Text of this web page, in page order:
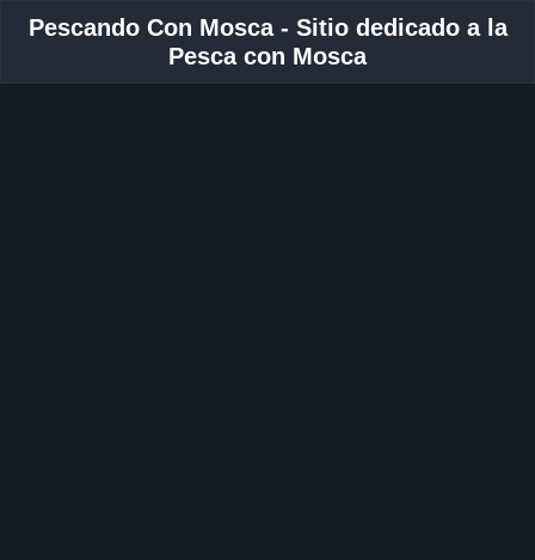
Pescando Con Mosca - Sitio dedicado a la
Pesca con Mosca